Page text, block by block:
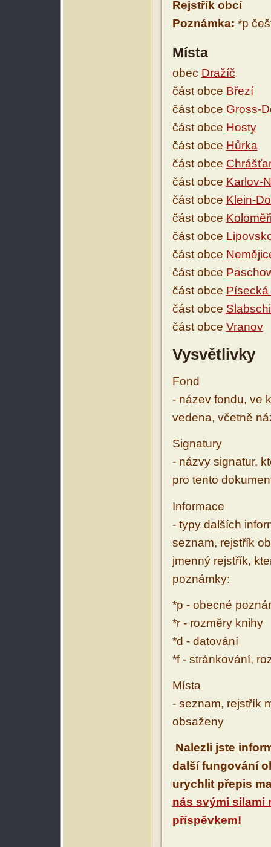
Rejstřík obcí
Poznámka: *p
Místa
obec Dražíč
část obce Březí
část obce Gross-
část obce Hosty
část obce Hůrka
část obce
část obce Karlov-
část obce Klein-
část obce
část obce
část obce
část obce
část obce
část obce
část obce Vranov
Vysvětlivky
Fond
- název fondu, ve
vedena, včetně
Signatury
- názvy signatur,
pro tento
Informace
- typy dalších
seznam, rejstřík
jmenný rejstřík,
poznámky:
*p - obecné
*r - rozměry knihy
*d - datování
*f - stránkování,
Místa
- seznam, rejstřík
obsaženy
Nalezli jste
další fungování
urychlit přepis
nás svými silami
příspěvkem!